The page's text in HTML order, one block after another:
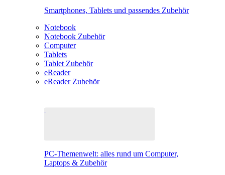
Smartphones, Tablets und passendes Zubehör
Notebook
Notebook Zubehör
Computer
Tablets
Tablet Zubehör
eReader
eReader Zubehör
PC-Themenwelt: alles rund um Computer,
Laptops & Zubehör